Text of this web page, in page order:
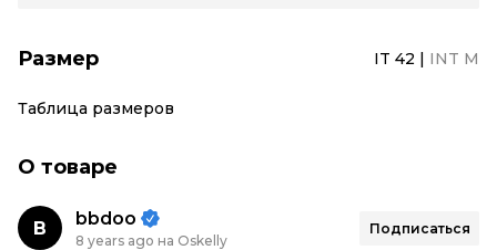
Размер IT 42 | INT M
Таблица размеров
О товаре
B bbdoo
8 years ago на Oskelly
Подписаться